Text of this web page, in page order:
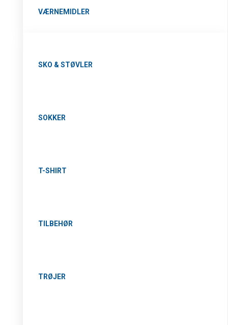
VÆRNEMIDLER
SKO & STØVLER
SOKKER
T-SHIRT
TILBEHØR
TRØJER